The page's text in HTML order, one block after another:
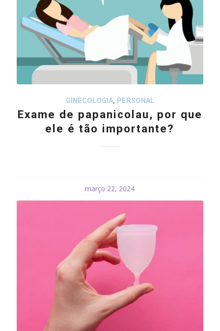
GINECOLOGIA, PERSONAL
Exame de papanicolau, por que
ele é tão importante?
março 22, 2024